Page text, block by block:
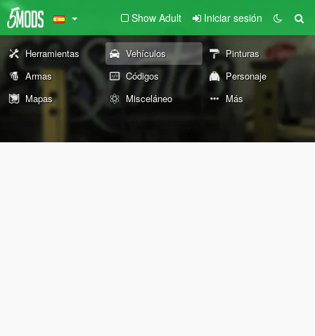
Show Adult Iniciar sesión
Herramientas Vehículos
Pinturas
Armas
Códigos
Personaje
Mapas
Misceláneo Más